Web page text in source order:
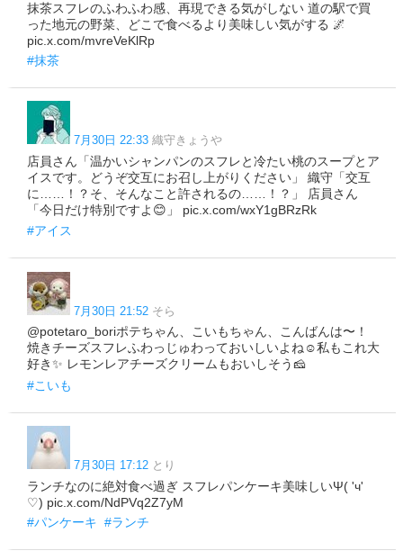
抹茶スフレのふわふわ感、再現できる気がしない 道の駅で買
った地元の野菜、どこで食べるより美味しい気がする 🌌
pic.x.com/mvreVeKlRp
#抹茶
7月30日 22:33 織守きょうや
店員さん「温かいシャンパンのスフレと冷たい桃のスープとア
イスです。どうぞ交互にお召し上がりください」 織守「交互
に……！？そ、そんなこと許されるの……！？」 店員さん
「今日だけ特別ですよ😊」 pic.x.com/wxY1gBRzRk
#アイス
7月30日 21:52 そら
@potetaro_boriポテちゃん、こいもちゃん、こんばんは〜！
焼きチーズスフレふわっじゅわっておいしいよね☺️私もこれ大
好き✨ レモンレアチーズクリームもおいしそう🧀
#こいも
7月30日 17:12 とり
ランチなのに絶対食べ過ぎ スフレパンケーキ美味しいΨ( 'ч'
♡) pic.x.com/NdPVq2Z7yM
#パンケーキ #ランチ